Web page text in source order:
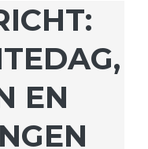
EN